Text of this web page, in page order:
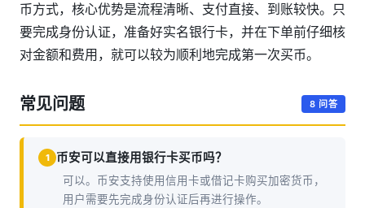
币方式，核心优势是流程清晰、支付直接、到账较快。只
要完成身份认证，准备好实名银行卡，并在下单前仔细核
对金额和费用，就可以较为顺利地完成第一次买币。
常见问题 8 问答
1 币安可以直接用银行卡买币吗？
可以。币安支持使用信用卡或借记卡购买加密货币，
用户需要先完成身份认证后再进行操作。